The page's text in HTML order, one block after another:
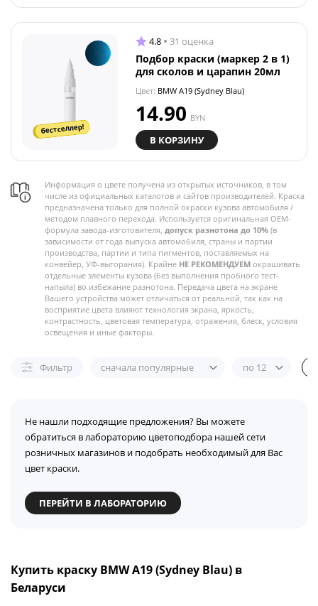
бестселлер!
4.8 31 оценка
Подбор краски (маркер 2 в 1)
для сколов и царапин 20мл
Цвет: BMW A19 (Sydney Blau)
14.90 BYN
В КОРЗИНУ
Информация о цвете получена из открытых источников, в том
числе из официальных каталогов и сайтов производителей. Краска
предназначена только для полной окраски кузова автомобиля /
методом плавного перехода. Используется оригинальная OEM-
формула завода-изготовителя, допуск разнотона до 10% (в
зависимости от года выпуска автомобиля, страны и партии
производства, партии и типа пигментов, поставляемых на
конвейер, УФ-выгорания). Крайне НЕ РЕКОМЕНДУЕМ окрашивать
отдельные элементы кузова (без выполнения пробного тест-
напыла) во избежание разнотона. Передача цвета на экране
Вашего устройства может отличаться от реальной, так как на
восприятие цвета влияют технология экрана, яркость,
контрастность, цветовая температура, отражения, блеск, условия
освещения и иные факторы.
Фильтр сначала популярные по 12
Не нашли подходящие предложения? Вы можете
обратиться в лабораторию цветоподбора нашей сети
розничных магазинов и подобрать необходимый для Вас
цвет краски.
ПЕРЕЙТИ В ЛАБОРАТОРИЮ
Купить краску BMW A19 (Sydney Blau) в
Беларуси